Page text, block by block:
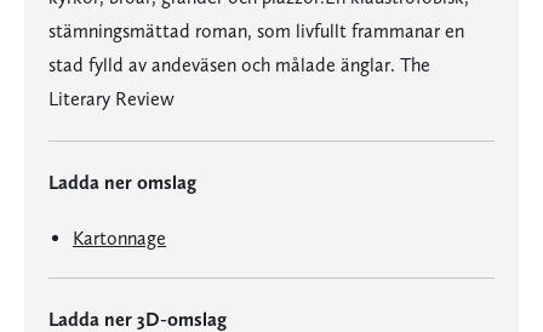
stämningsmättad roman, som livfullt frammanar en
stad fylld av andeväsen och målade änglar. The
Literary Review
Ladda ner omslag
Kartonnage
Ladda ner 3D-omslag